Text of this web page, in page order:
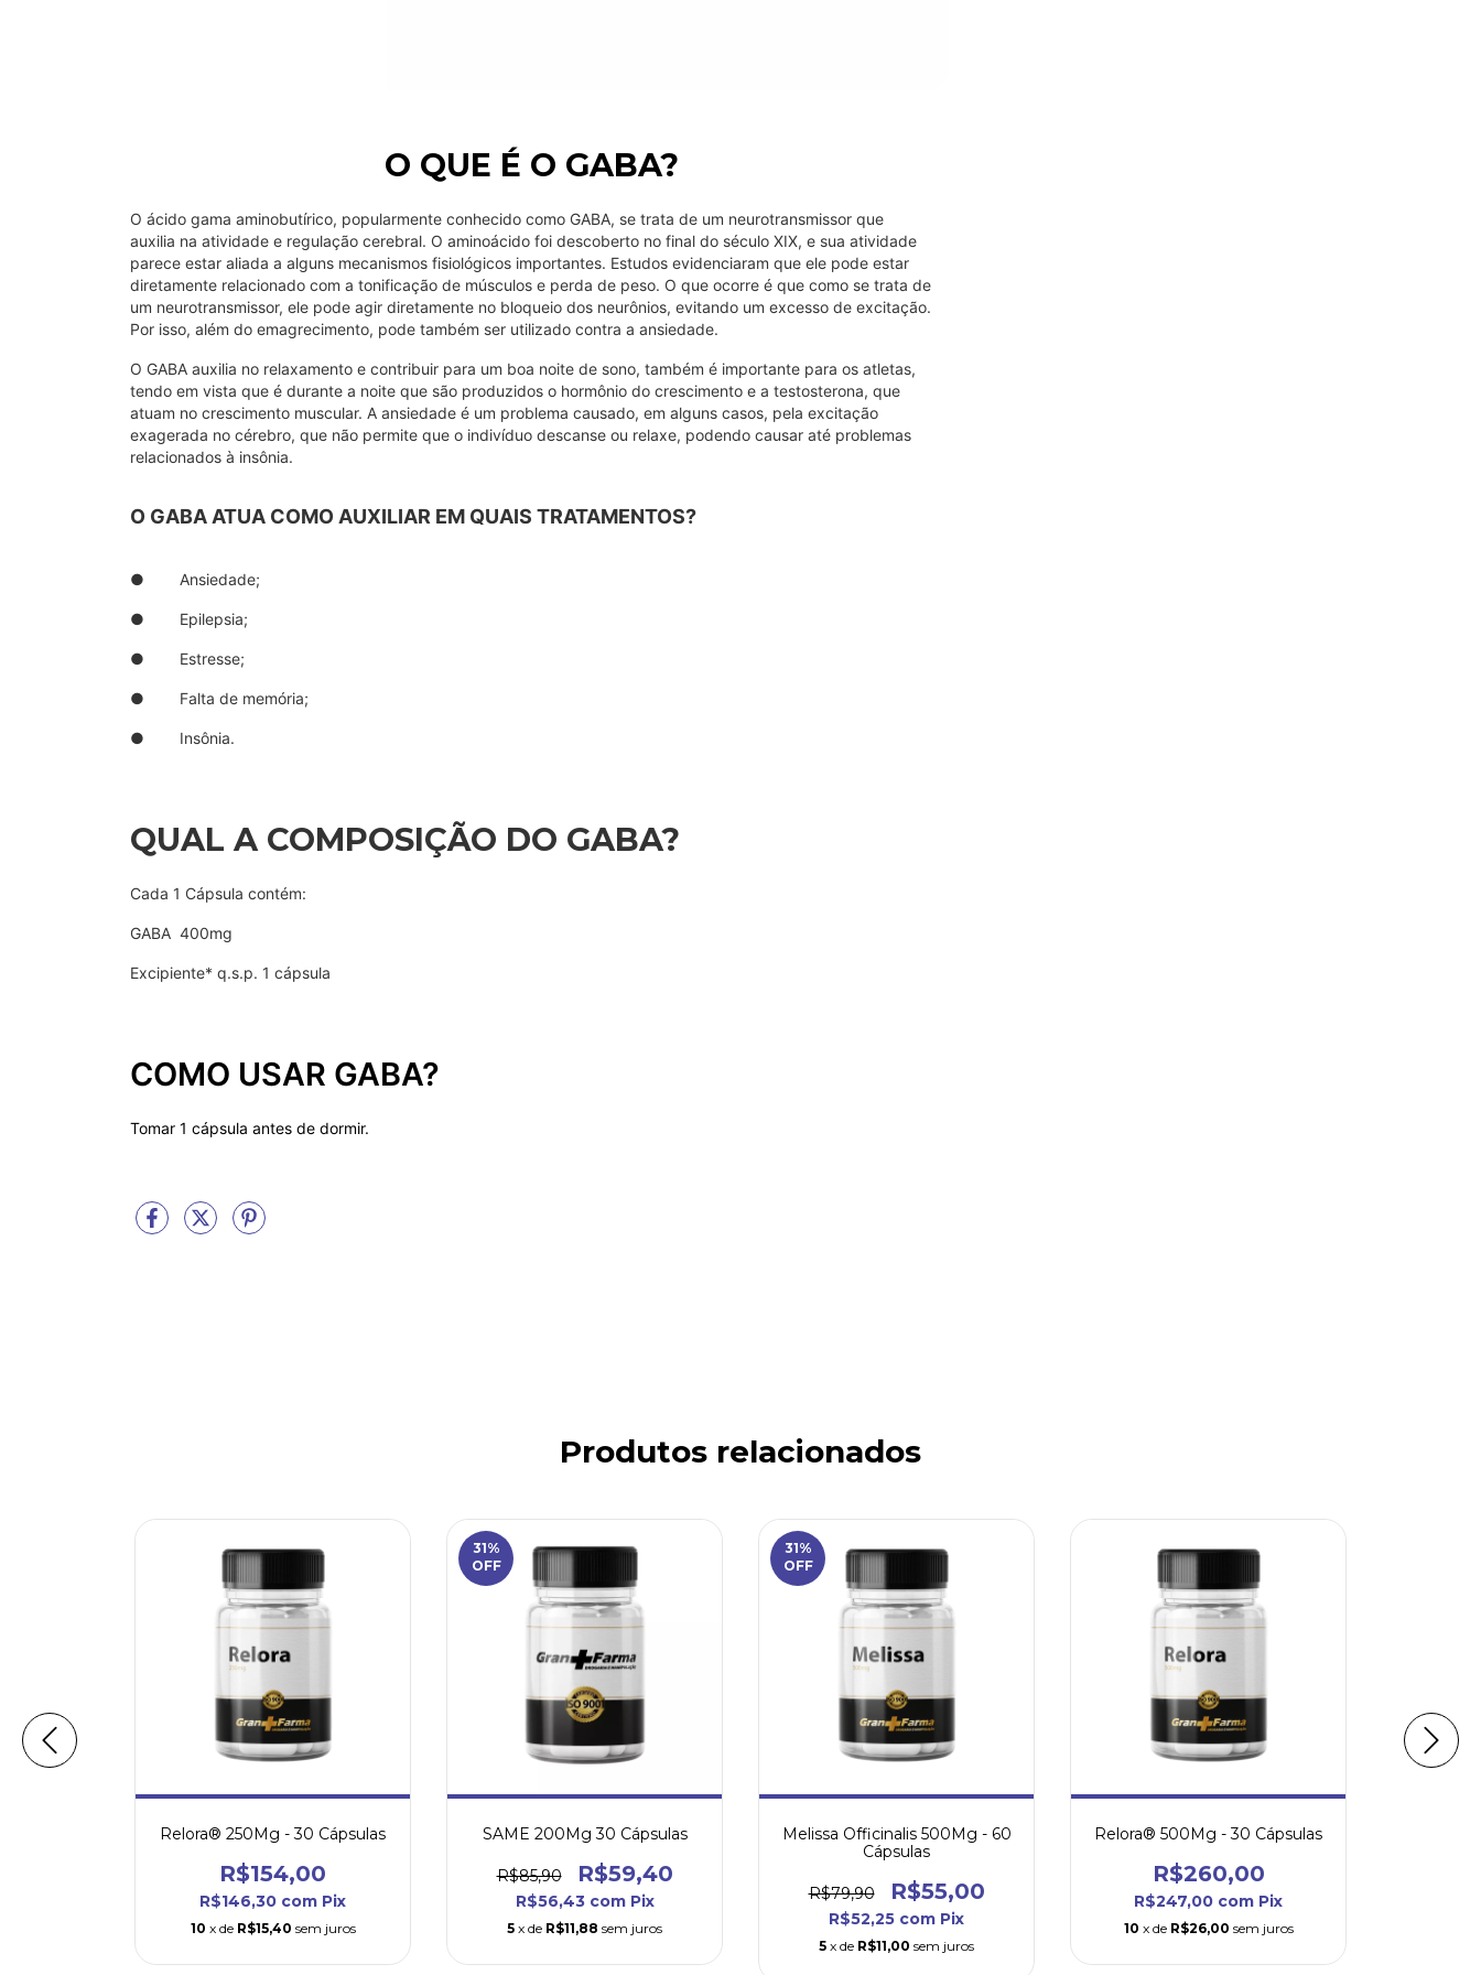
O QUE É O GABA?
O ácido gama aminobutírico, popularmente conhecido como GABA, se trata de um neurotransmissor que
auxilia na atividade e regulação cerebral. O aminoácido foi descoberto no final do século XIX, e sua atividade
parece estar aliada a alguns mecanismos fisiológicos importantes. Estudos evidenciaram que ele pode estar
diretamente relacionado com a tonificação de músculos e perda de peso. O que ocorre é que como se trata de
um neurotransmissor, ele pode agir diretamente no bloqueio dos neurônios, evitando um excesso de excitação.
Por isso, além do emagrecimento, pode também ser utilizado contra a ansiedade.
O GABA auxilia no relaxamento e contribuir para um boa noite de sono, também é importante para os atletas,
tendo em vista que é durante a noite que são produzidos o hormônio do crescimento e a testosterona, que
atuam no crescimento muscular. A ansiedade é um problema causado, em alguns casos, pela excitação
exagerada no cérebro, que não permite que o indivíduo descanse ou relaxe, podendo causar até problemas
relacionados à insônia.
O GABA ATUA COMO AUXILIAR EM QUAIS TRATAMENTOS?
● Ansiedade;
● Epilepsia;
● Estresse;
● Falta de memória;
● Insônia.
QUAL A COMPOSIÇÃO DO GABA?
Cada 1 Cápsula contém:
GABA 400mg
Excipiente* q.s.p. 1 cápsula
COMO USAR GABA?
Tomar 1 cápsula antes de dormir.
Produtos relacionados
Relora® 250Mg - 30 Cápsulas
R$154,00
R$146,30 com Pix
10 x de R$15,40 sem juros
31%
OFF
SAME 200Mg 30 Cápsulas
R$85,90 R$59,40
R$56,43 com Pix
5 x de R$11,88 sem juros
31%
OFF
Melissa Officinalis 500Mg - 60
Cápsulas
R$79,90 R$55,00
R$52,25 com Pix
5 x de R$11,00 sem juros
Relora® 500Mg - 30 Cápsulas
R$260,00
R$247,00 com Pix
10 x de R$26,00 sem juros